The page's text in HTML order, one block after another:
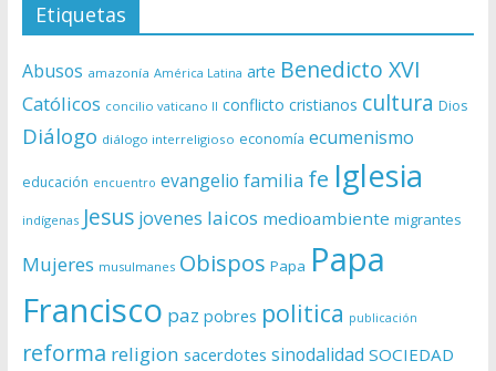
Etiquetas
Abusos amazonía América Latina arte Benedicto XVI
Católicos concilio vaticano II conflicto cristianos cultura Dios
Diálogo diálogo interreligioso economía ecumenismo
educación encuentro evangelio familia fe Iglesia
indígenas Jesus jovenes laicos medioambiente migrantes
Mujeres musulmanes Obispos Papa Papa
Francisco paz pobres politica publicación
reforma religion sacerdotes sinodalidad SOCIEDAD